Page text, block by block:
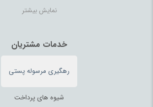
می‌شوید. هر آنچه که نیاز دارید و به ذهن شما خطور می‌کند
نمایش بیشتر
خدمات مشتریان
رهگیری مرسوله پستی
شیوه های پرداخت